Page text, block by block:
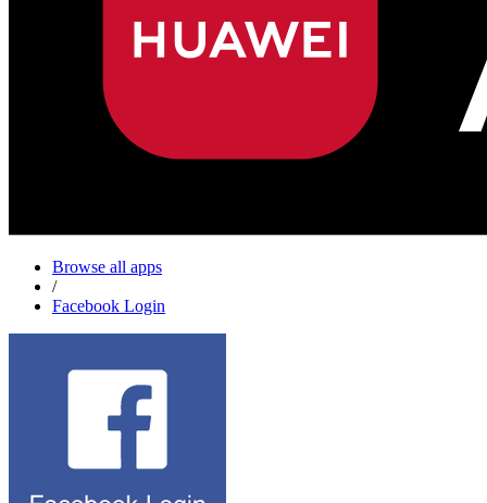
Browse all apps
/
Facebook Login